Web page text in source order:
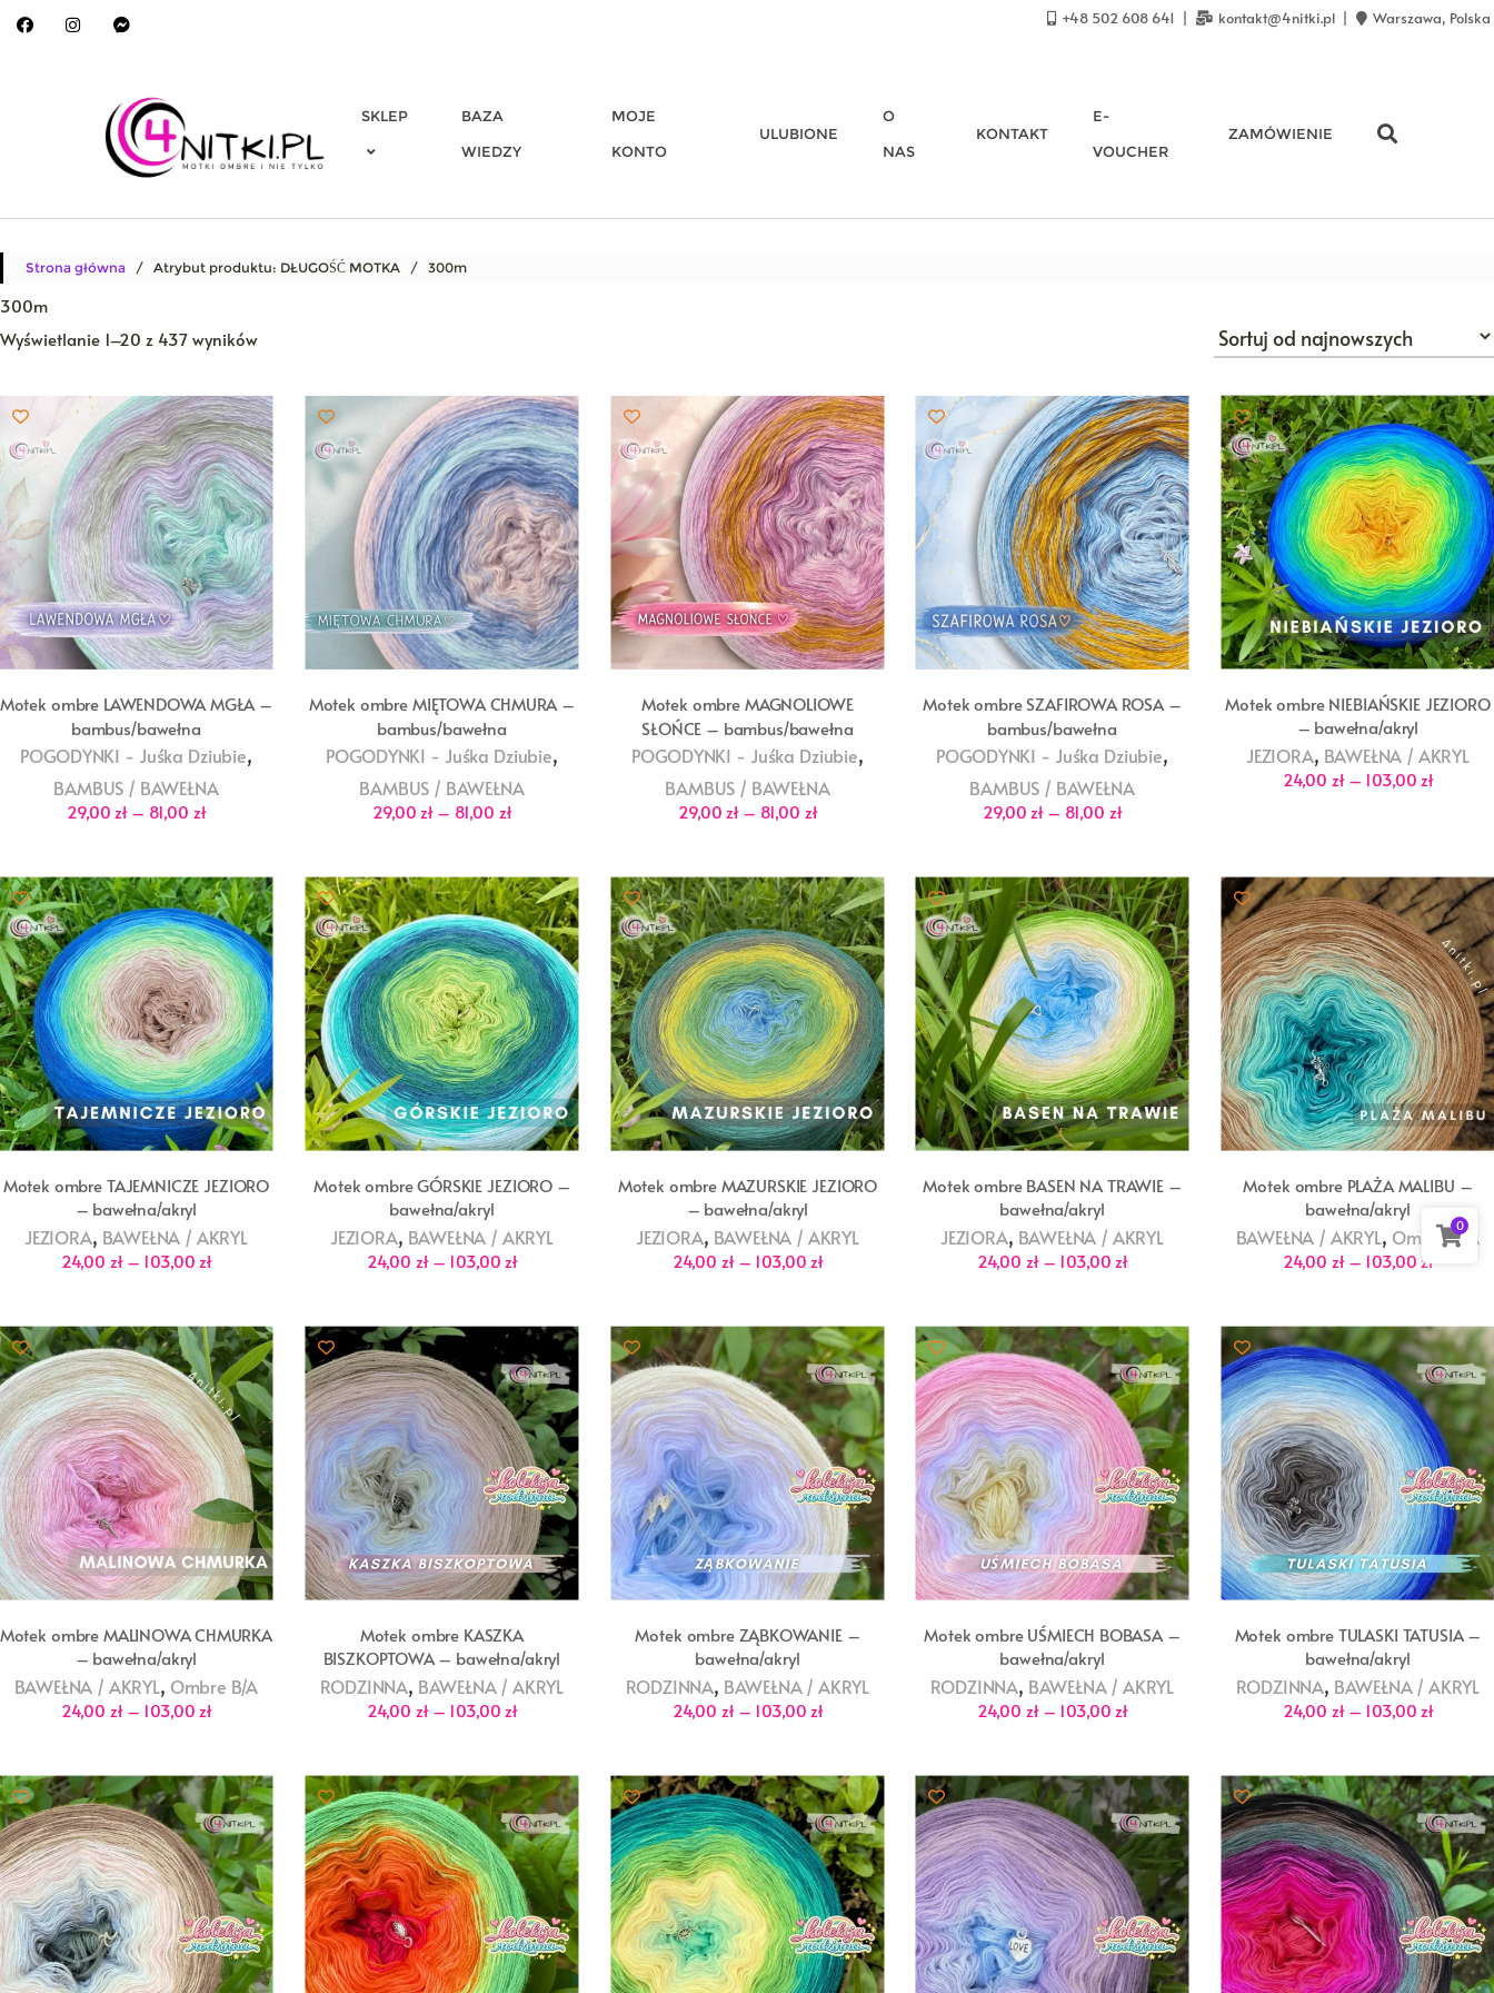
+48 502 608 641 kontakt@4nitki.pl Warszawa, Polska
SKLEP
BAZA
WIEDZY
MOJE
KONTO
ULUBIONE
O
NAS
KONTAKT
E-
VOUCHER
ZAMÓWIENIE
Strona główna / Atrybut produktu: DŁUGOŚĆ MOTKA / 300m
300m
Wyświetlanie 1–20 z 437 wynikówPosortowane
Motek ombre LAWENDOWA MGŁA –
bambus/bawełna
POGODYNKI - Juśka Dziubie,
BAMBUS / BAWEŁNA
29,00 zł – 81,00 złZakres
cen:
do
81,00 zł
Motek ombre MIĘTOWA CHMURA –
bambus/bawełna
POGODYNKI - Juśka Dziubie,
BAMBUS / BAWEŁNA
29,00 zł – 81,00 złZakres
cen:
do
81,00 zł
Motek ombre MAGNOLIOWE
SŁOŃCE – bambus/bawełna
POGODYNKI - Juśka Dziubie,
BAMBUS / BAWEŁNA
29,00 zł – 81,00 złZakres
cen:
do
81,00 zł
Motek ombre SZAFIROWA ROSA –
bambus/bawełna
POGODYNKI - Juśka Dziubie,
BAMBUS / BAWEŁNA
29,00 zł – 81,00 złZakres
do
81,00 zł
Motek ombre NIEBIAŃSKIE JEZIORO
– bawełna/akryl
JEZIORA, BAWEŁNA / AKRYL
24,00 zł – 103,00 złZakres
Motek ombre TAJEMNICZE JEZIORO
– bawełna/akryl
JEZIORA, BAWEŁNA / AKRYL
24,00 zł – 103,00 złZakres
do
103,00 zł
Motek ombre GÓRSKIE JEZIORO –
bawełna/akryl
JEZIORA, BAWEŁNA / AKRYL
24,00 zł – 103,00 złZakres
do
103,00 zł
Motek ombre MAZURSKIE JEZIORO
– bawełna/akryl
JEZIORA, BAWEŁNA / AKRYL
24,00 zł – 103,00 złZakres
do
103,00 zł
Motek ombre BASEN NA TRAWIE –
bawełna/akryl
JEZIORA, BAWEŁNA / AKRYL
24,00 zł – 103,00 złZakres
do
103,00 zł
Motek ombre PLAŻA MALIBU –
bawełna/akryl
BAWEŁNA / AKRYL, Ombre B/A
24,00 zł – 103,00 zł
do
103,00
Motek ombre MALINOWA CHMURKA
– bawełna/akryl
BAWEŁNA / AKRYL, Ombre B/A
24,00 zł – 103,00 złZakres
do
103,00 zł
Motek ombre KASZKA
BISZKOPTOWA – bawełna/akryl
RODZINNA, BAWEŁNA / AKRYL
24,00 zł – 103,00 złZakres
do
103,00 zł
Motek ombre ZĄBKOWANIE –
bawełna/akryl
RODZINNA, BAWEŁNA / AKRYL
24,00 zł – 103,00 złZakres
do
103,00 zł
Motek ombre UŚMIECH BOBASA –
bawełna/akryl
RODZINNA, BAWEŁNA / AKRYL
24,00 zł – 103,00 złZakres
do
103,00 zł
Motek ombre TULASKI TATUSIA –
bawełna/akryl
RODZINNA, BAWEŁNA / AKRYL
24,00 zł – 103,00 złZakres
do
103,00
0